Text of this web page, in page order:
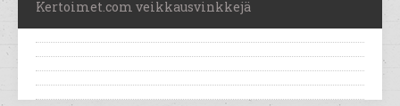
Kertoimet.com veikkausvinkkejä